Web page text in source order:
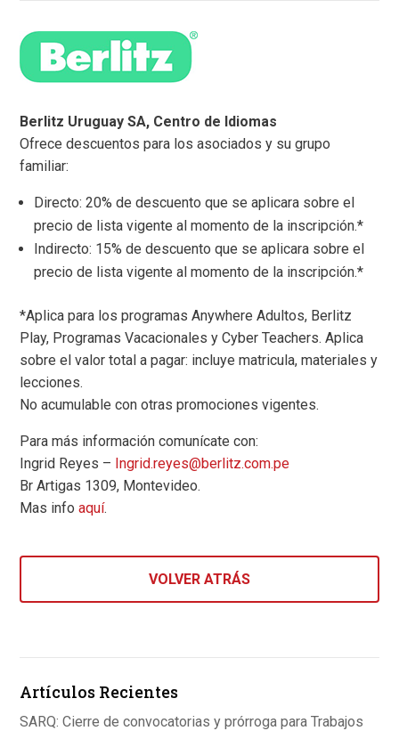
Berlitz Uruguay SA, Centro de Idiomas
Ofrece descuentos para los asociados y su grupo
familiar:
Directo: 20% de descuento que se aplicara sobre el
precio de lista vigente al momento de la inscripción.*
Indirecto: 15% de descuento que se aplicara sobre el
precio de lista vigente al momento de la inscripción.*
*Aplica para los programas Anywhere Adultos, Berlitz
Play, Programas Vacacionales y Cyber Teachers. Aplica
sobre el valor total a pagar: incluye matricula, materiales y
lecciones.
No acumulable con otras promociones vigentes.
Para más información comunícate con:
Ingrid Reyes – Ingrid.reyes@berlitz.com.pe
Br Artigas 1309, Montevideo.
Mas infoaquí.
VOLVER ATRÁS
Artículos Recientes
SARQ: Cierre de convocatorias y prórroga para Trabajos